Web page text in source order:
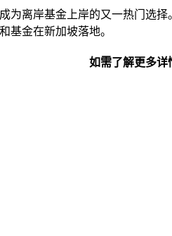
为离岸基金上岸的又一热门选
基金在新加坡落地。
如需了解更多详